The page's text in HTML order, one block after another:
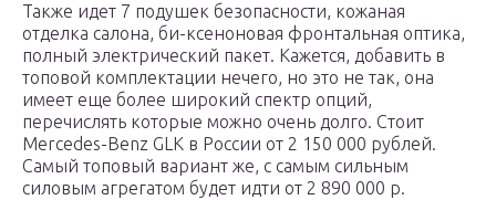
Также идет 7 подушек безопасности, кожаная
отделка салона, би-ксеноновая фронтальная оптика,
полный электрический пакет. Кажется, добавить в
топовой комплектации нечего, но это не так, она
имеет еще более широкий спектр опций,
перечислять которые можно очень долго. Стоит
Mercedes-Benz GLK в России от 2 150 000 рублей.
Самый топовый вариант же, с самым сильным
силовым агрегатом будет идти от 2 890 000 р.